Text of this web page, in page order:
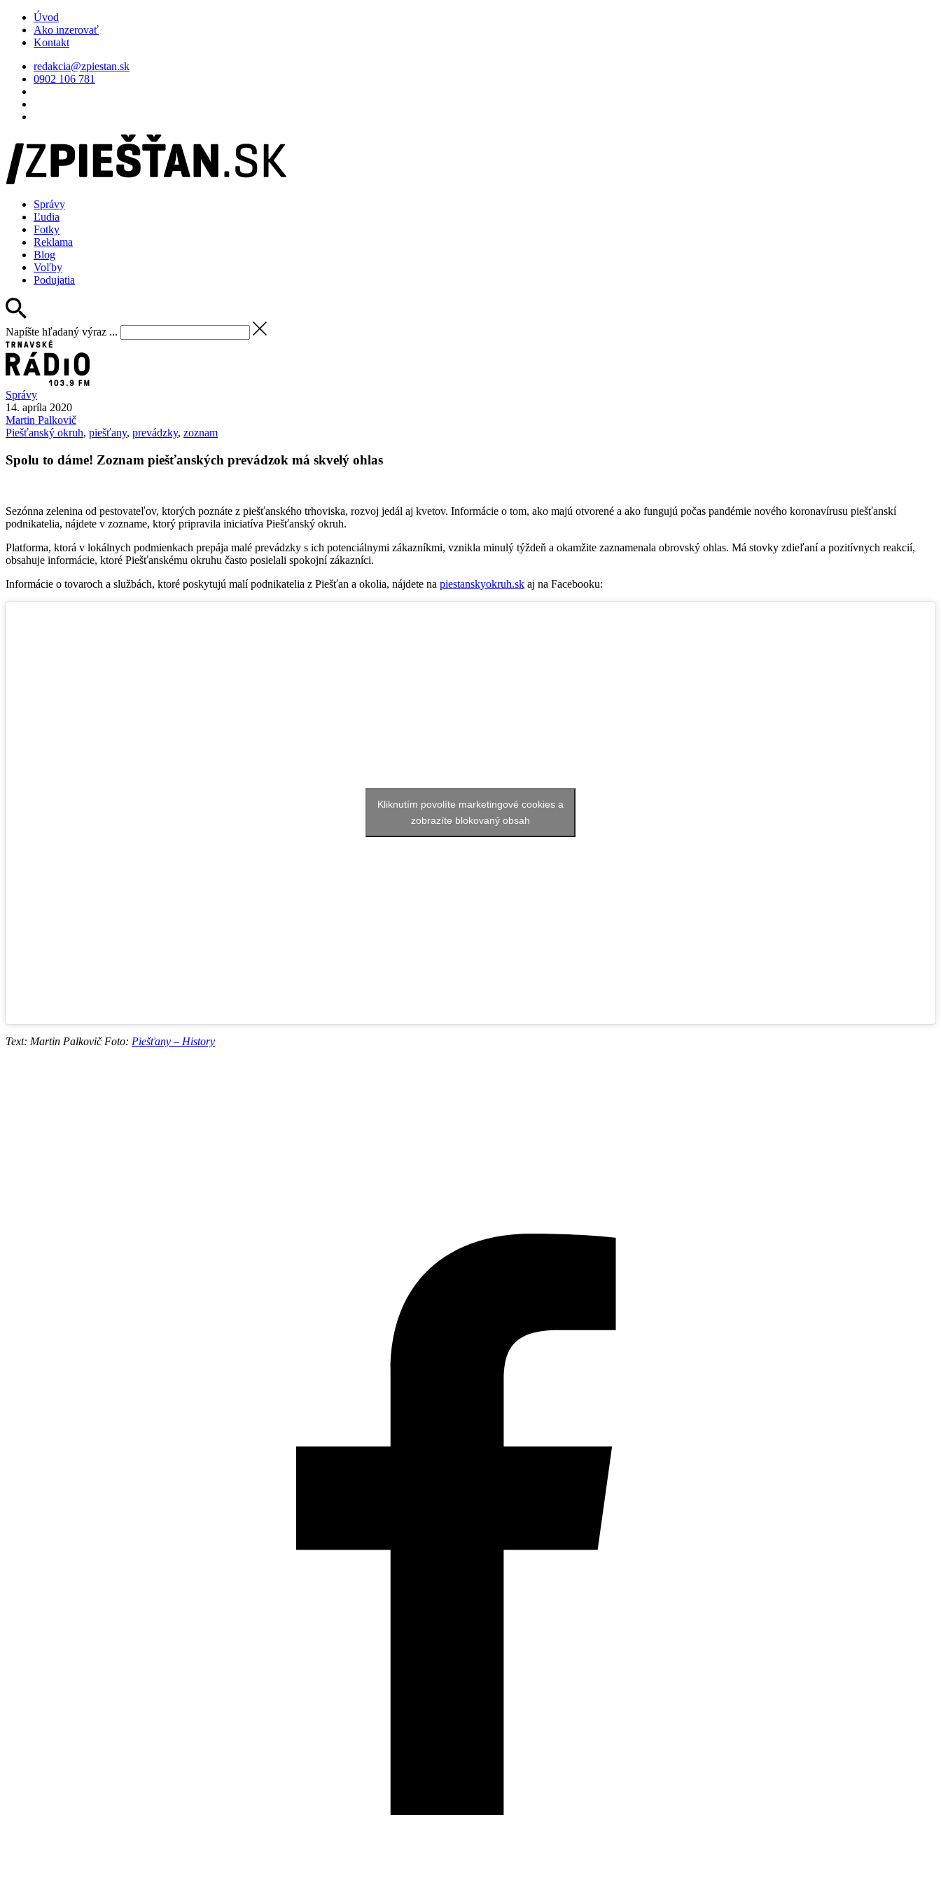
Úvod
Ako inzerovať
Kontakt
redakcia@zpiestan.sk
0902 106 781
Správy
Ľudia
Fotky
Reklama
Blog
Voľby
Podujatia
Napíšte hľadaný výraz ...
Správy
14. apríla 2020
Martin Palkovič
Piešťanský okruh, piešťany, prevádzky, zoznam
Spolu to dáme! Zoznam piešťanských prevádzok má skvelý ohlas
Sezónna zelenina od pestovateľov, ktorých poznáte z piešťanského trhoviska, rozvoj jedál aj kvetov. Informácie o tom, ako majú otvorené a ako fungujú počas pandémie nového koronavírusu piešťanskí
podnikatelia, nájdete v zozname, ktorý pripravila iniciatíva Piešťanský okruh.
Platforma, ktorá v lokálnych podmienkach prepája malé prevádzky s ich potenciálnymi zákazníkmi, vznikla minulý týždeň a okamžite zaznamenala obrovský ohlas. Má stovky zdieľaní a pozitívnych reakcií,
obsahuje informácie, ktoré Piešťanskému okruhu často posielali spokojní zákazníci.
Informácie o tovaroch a službách, ktoré poskytujú malí podnikatelia z Piešťan a okolia, nájdete na piestanskyokruh.sk aj na Facebooku:
Kliknutím povolíte marketingové cookies a
zobrazíte blokovaný obsah
Text: Martin Palkovič Foto: Piešťany – History